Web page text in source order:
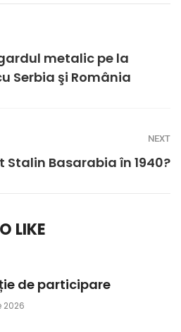
metalic pe la
Serbia şi România
NEXT
Stalin Basarabia în 1940?
LIKE
de participare
2026